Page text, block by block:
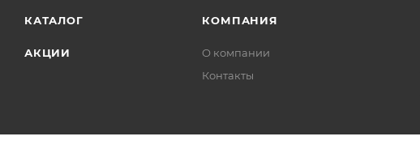
КАТАЛОГ
АКЦИИ
КОМПАНИЯ
О компании
Контакты